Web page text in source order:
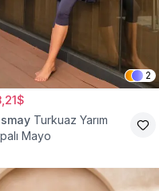
2
Turkuaz Yarım
Mayo